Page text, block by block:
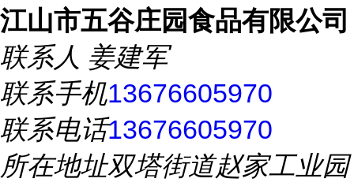
江山市五谷庄园食品有限公司
联系人 姜建军
联系手机13676605970
联系电话13676605970
所在地址双塔街道赵家工业园